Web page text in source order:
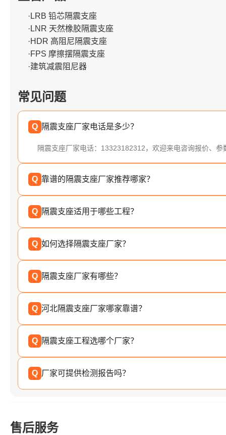
·LRB 铅芯隔震支座
·LNR 天然橡胶隔震支座
·HDR 高阻尼隔震支座
·FPS 摩擦摆隔震支座
·建筑减震阻尼器
常见问题
Q 隔震支座厂家电话是多少？
隔震支座厂家电话：13323182312，欢迎来电咨询报价、参
Q 靠谱的隔震支座厂家推荐哪家？
Q 隔震支座适用于哪些工程？
Q 如何选择隔震支座厂家？
Q 隔震支座厂家有哪些？
Q 河北隔震支座厂家哪家靠谱？
Q 隔震支座工程选哪个厂家？
Q 厂家可提供检测报告吗？
售后服务